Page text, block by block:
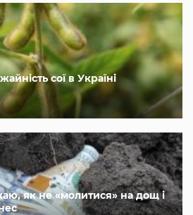
сої в Україні
як не «молитися» на дощ і